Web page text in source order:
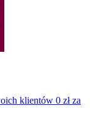
klientów 0 zł za